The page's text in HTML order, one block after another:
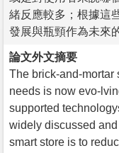
緒反應較多；根據這
發展與瓶頸作為未來
論文外文摘要
The brick-and-mortar
needs is now evo-
supported
widely discussed
smart store is to